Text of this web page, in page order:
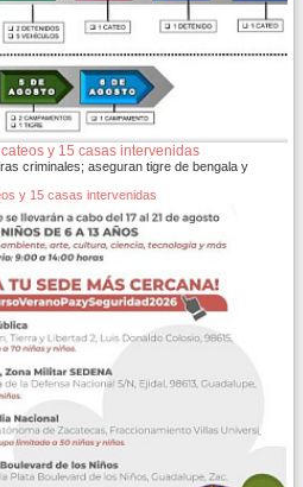
y 15 casas intervenidas
criminales; aseguran tigre de bengala y
y 15 casas intervenidas